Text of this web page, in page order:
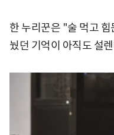
한 누리꾼은 "술 먹고
눴던 기억이 아직도 설